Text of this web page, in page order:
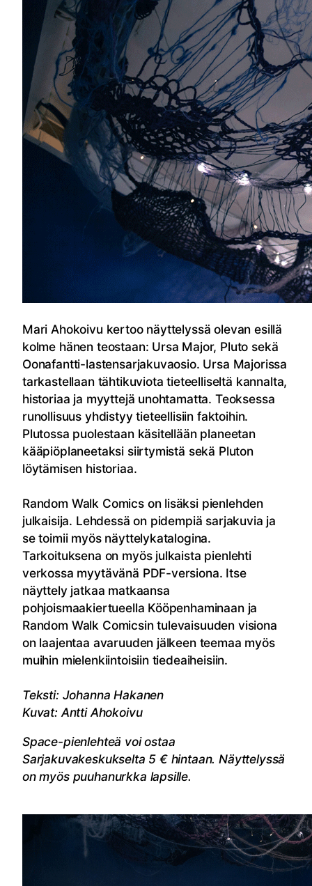
Mari Ahokoivu kertoo näyttelyssä olevan esillä
kolme hänen teostaan: Ursa Major, Pluto sekä
Oonafantti-lastensarjakuvaosio. Ursa Majorissa
tarkastellaan tähtikuviota tieteelliseltä kannalta,
historiaa ja myyttejä unohtamatta. Teoksessa
runollisuus yhdistyy tieteellisiin faktoihin.
Plutossa puolestaan käsitellään planeetan
kääpiöplaneetaksi siirtymistä sekä Pluton
löytämisen historiaa.
Random Walk Comics on lisäksi pienlehden
julkaisija. Lehdessä on pidempiä sarjakuvia ja
se toimii myös näyttelykatalogina.
Tarkoituksena on myös julkaista pienlehti
verkossa myytävänä PDF-versiona. Itse
näyttely jatkaa matkaansa
pohjoismaakiertueella Kööpenhaminaan ja
Random Walk Comicsin tulevaisuuden visiona
on laajentaa avaruuden jälkeen teemaa myös
muihin mielenkiintoisiin tiedeaiheisiin.
Teksti: Johanna Hakanen
Kuvat: Antti Ahokoivu
Space-pienlehteä voi ostaa
Sarjakuvakeskukselta 5 € hintaan. Näyttelyssä
on myös puuhanurkka lapsille.